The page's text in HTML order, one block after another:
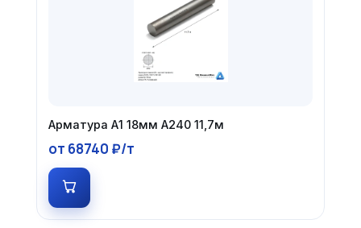
Арматура А1 18мм А240 11,7м
от 68740 ₽/т